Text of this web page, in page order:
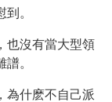
。
也沒有當大型領
。
為什麽不自己派